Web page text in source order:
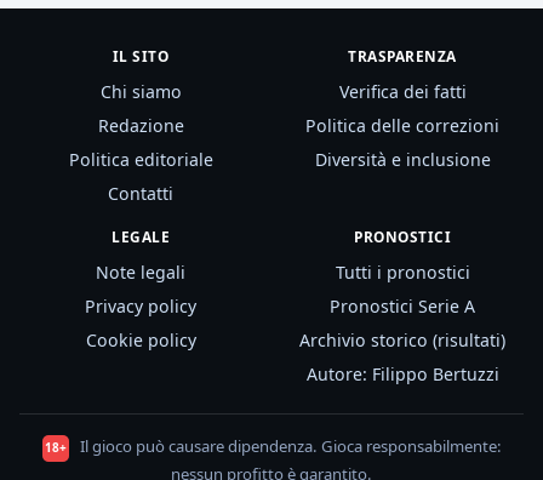
IL SITO
Chi siamo
Redazione
Politica editoriale
Contatti
TRASPARENZA
Verifica dei fatti
Politica delle correzioni
Diversità e inclusione
LEGALE
Note legali
Privacy policy
Cookie policy
PRONOSTICI
Tutti i pronostici
Pronostici Serie A
Archivio storico (risultati)
Autore: Filippo Bertuzzi
18+
Il gioco può causare dipendenza. Gioca responsabilmente:
nessun profitto è garantito.